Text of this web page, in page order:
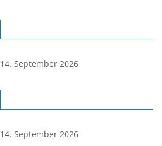
14. September 2026
14. September 2026